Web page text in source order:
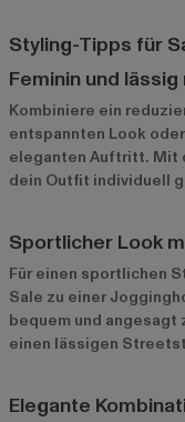
Styling-Tipps für
Feminin und
Kombiniere ein
entspannten Look
eleganten Auftritt. Mit
dein Outfit individuell
Sportlicher Look
Für einen sportlichen
Sale zu einer
bequem und
einen lässigen
Elegante